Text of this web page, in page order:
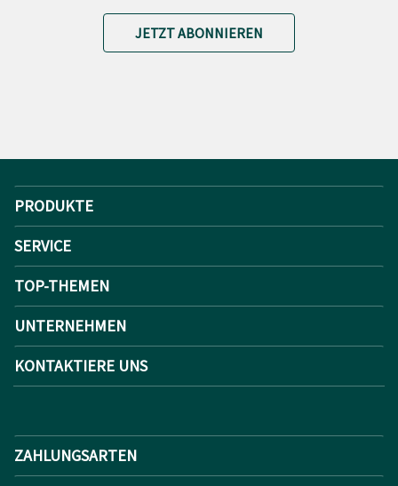
JETZT ABONNIEREN
PRODUKTE
SERVICE
TOP-THEMEN
UNTERNEHMEN
KONTAKTIERE UNS
ZAHLUNGSARTEN